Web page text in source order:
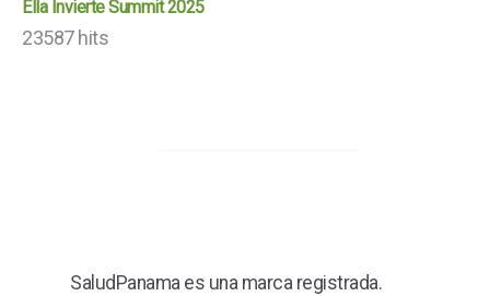
Ella Invierte Summit 2025
23587 hits
SaludPanama es una marca registrada.